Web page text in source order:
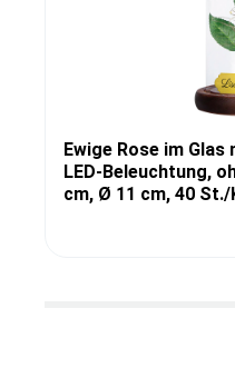
Ewige Rose im
LED-Beleuchtung,
cm, Ø 11 cm, 40